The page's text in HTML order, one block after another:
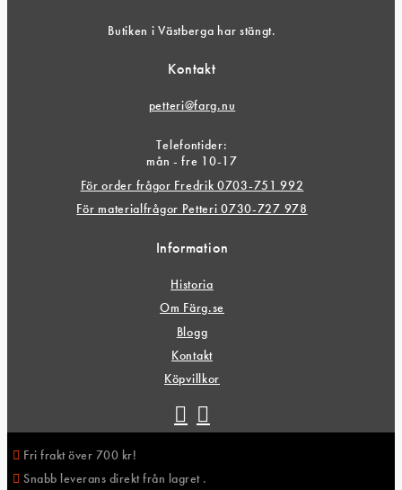
Butiken i Västberga har stängt.
Kontakt
petteri@farg.nu
Telefontider:
mån - fre 10-17
För order frågor Fredrik 0703-751 992
För materialfrågor Petteri 0730-727 978
Information
Historia
Om Färg.se
Blogg
Kontakt
Köpvillkor
Fri frakt över 700 kr!
Snabb leverans direkt från lagret .